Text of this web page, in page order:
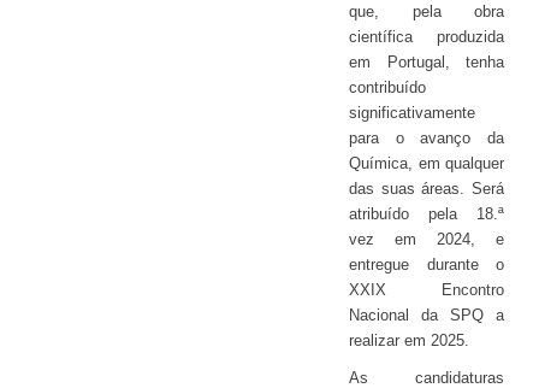
que, pela obra
científica produzida
em Portugal, tenha
contribuído
significativamente
para o avanço da
Química, em qualquer
das suas áreas. Será
atribuído pela 18.ª
vez em 2024, e
entregue durante o
XXIX Encontro
Nacional da SPQ a
realizar em 2025.
As candidaturas